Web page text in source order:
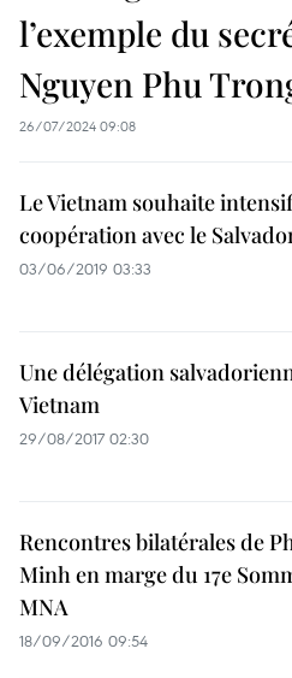
l’exemple du
Nguyen Phu
26/07/2024 09:08
Le Vietnam souhaite
coopération avec le
03/06/2019 03:33
Une délégation
Vietnam
29/08/2017 02:30
Rencontres bilatérales de
Minh en marge du 17e
MNA
18/09/2016 09:54